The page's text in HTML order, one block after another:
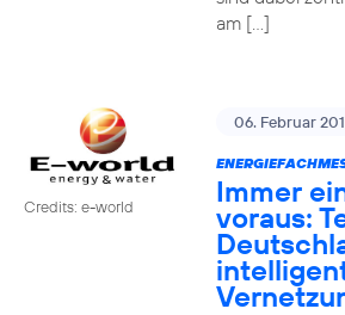
am […]
Credits: e-world
06. Februar
Immer
voraus: